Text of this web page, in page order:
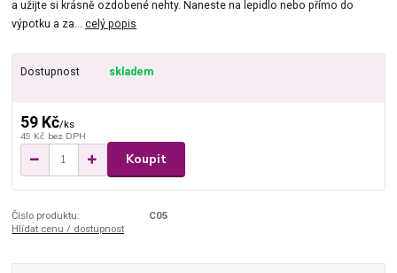
a užijte si krásně ozdobené nehty. Naneste na lepidlo nebo přímo do
výpotku a za...celý popis
Dostupnost skladem
59 Kč/ks
49 Kč bez DPH
Koupit
Číslo produktu:
C05
Hlídat cenu / dostupnost